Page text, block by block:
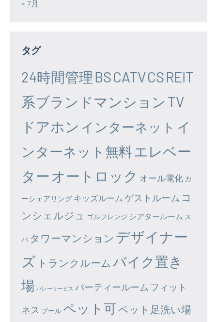
« 7月
タグ
24時間管理 BSCATVCSREIT
系ブランドマンション TV
ドアホン インターネット イ
ンターネット無料エレベー
ター オートロック オール電化 カ
ーシェアリング キッズルーム ゲストルーム コ
ンシェルジュ
ゴルフレンジ シアタールーム ス
パ タワーマンション デザイナー
ズ トランクルーム バイク置き
場 バレーサービス パーティールーム フィット
ネス プール ペット可ペット足洗い場